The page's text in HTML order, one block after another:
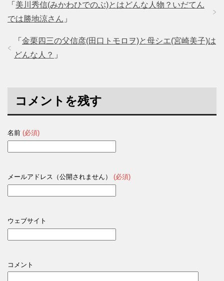
「 美川秀信(みかわひでのぶ)とはどんな人物？いだてん
では勝地涼さん 」
「 金栗四三の父信彦(田口トモロヲ)と母シエ(宮崎美子)は
どんな人？ 」
コメントを残す
名前 (必須)
メールアドレス（公開されません） (必須)
ウェブサイト
コメント